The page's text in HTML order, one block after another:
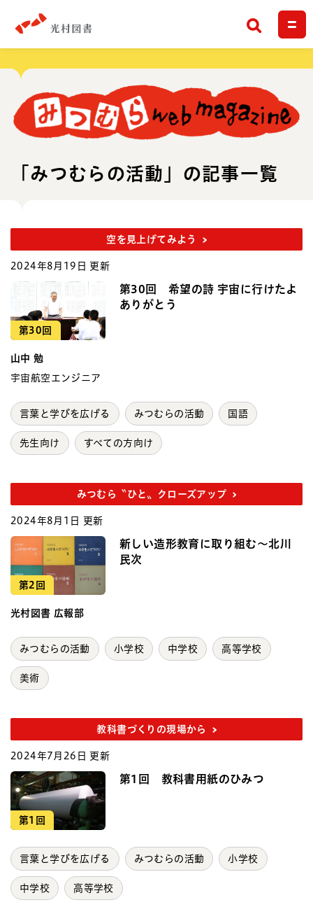
検索
「みつむらの活動」の記事一覧
空を見上げてみよう
2024年8月19日 更新
第30回
第30回 希望の詩 宇宙に行けたよ
ありがとう
山中 勉
宇宙航空エンジニア
言葉と学びを広げる みつむらの活動 国語
先生向け すべての方向け
みつむら〝ひと〟クローズアップ
2024年8月1日 更新
第2回
新しい造形教育に取り組む～北川
民次
光村図書 広報部
みつむらの活動 小学校 中学校 高等学校
美術
教科書づくりの現場から
2024年7月26日 更新
第1回
第1回 教科書用紙のひみつ
言葉と学びを広げる みつむらの活動 小学校
中学校 高等学校